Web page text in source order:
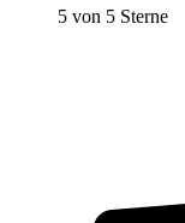
5 von 5 Sterne